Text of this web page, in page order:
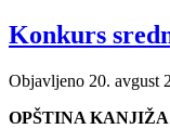
Konkurs
Objavljeno 20. avgust
OPŠTINA KANJIŽA